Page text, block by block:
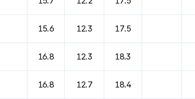
15.6 12.3 17.5
16.8 12.3 18.3
16.8 12.7 18.4